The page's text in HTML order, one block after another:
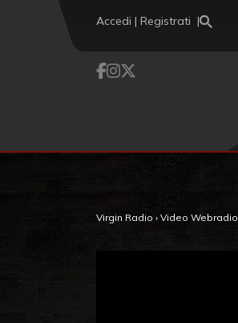
Accedi | Registrati
Virgin Radio › Video Webradio